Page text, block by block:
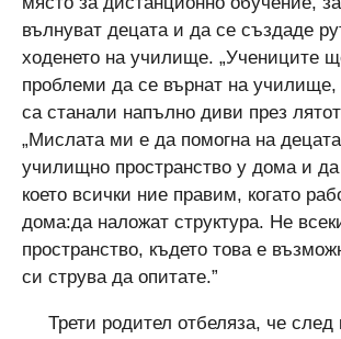
вълнуват децата и да се създаде
ходенето на училище. „Учениците
проблеми да се върнат на
са станали напълно диви през
„Мислата ми е да помогна на
училищно пространство у дома и да
което всички ние правим, когато
дома:да наложат структура. Не
пространство, където това е
си струва да опитате.”
Трети родител отбеляза, че след